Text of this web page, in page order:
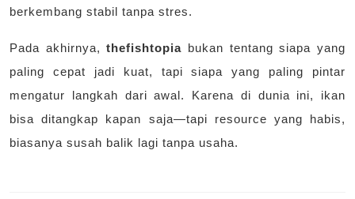
berkembang stabil tanpa stres.
Pada akhirnya,thefishtopia bukan tentang siapa yang
paling cepat jadi kuat, tapi siapa yang paling pintar
mengatur langkah dari awal. Karena di dunia ini, ikan
bisa ditangkap kapan saja—tapi resource yang habis,
biasanya susah balik lagi tanpa usaha.